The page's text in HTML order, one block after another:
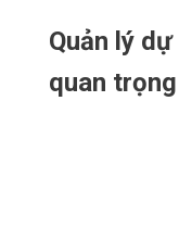
Quản lý
quan